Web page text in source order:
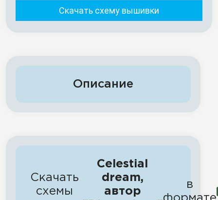
Скачать схему вышивки
Описание
Скачать
схемы
Celestial
dream,
автор
в